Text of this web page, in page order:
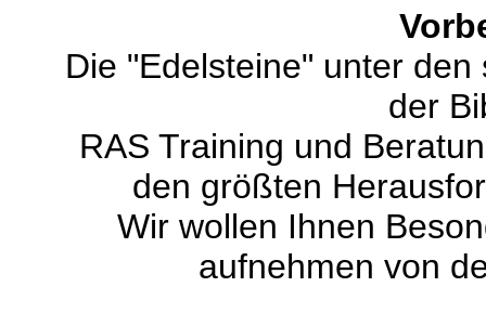
Die "Edelsteine" unter
der
RAS Training und
den größten
Wir wollen Ihnen
aufnehmen von